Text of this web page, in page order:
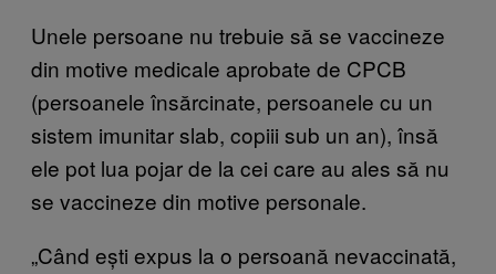
Unele persoane nu trebuie să se vaccineze
din motive medicale aprobate de CPCB
(persoanele însărcinate, persoanele cu un
sistem imunitar slab, copiii sub un an), însă
ele pot lua pojar de la cei care au ales să nu
se vaccineze din motive personale.
„Când ești expus la o persoană nevaccinată,